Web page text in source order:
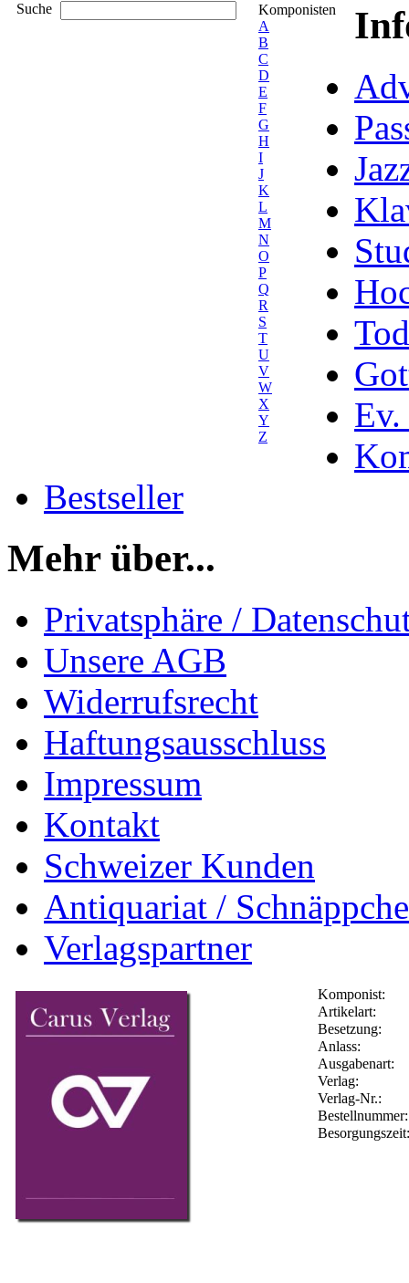
Suche
Komponisten
A
B
C
D
E
F
G
H
I
J
K
L
M
N
O
P
Q
R
S
T
U
V
W
X
Y
Z
Ev.
Bestseller
Mehr über...
Privatsphäre /
Unsere AGB
Widerrufsrecht
Haftungsausschluss
Impressum
Kontakt
Schweizer Kunden
Antiquariat /
Verlagspartner
Komponist:
Artikelart:
Besetzung:
Anlass:
Ausgabenart:
Verlag:
Verlag-Nr.: